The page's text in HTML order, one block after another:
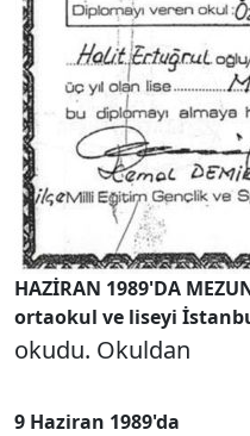
HAZİRAN 1989'DA
ortaokul ve liseyi
okudu. Okuldan
9 Haziran 1989'da